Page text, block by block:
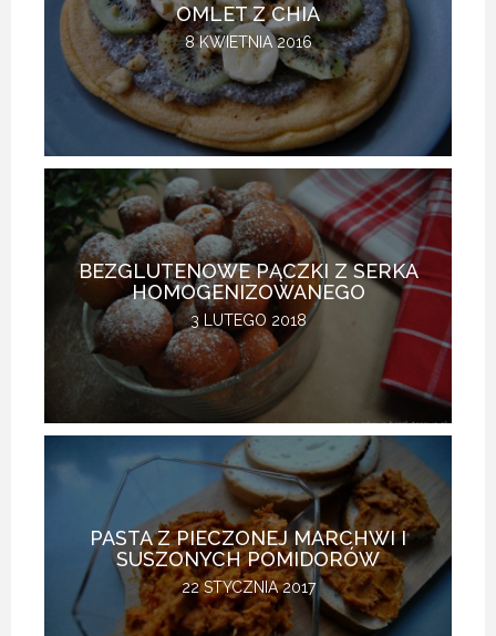
OMLET Z CHIA
8 KWIETNIA 2016
BEZGLUTENOWE PĄCZKI Z SERKA
HOMOGENIZOWANEGO
3 LUTEGO 2018
PASTA Z PIECZONEJ MARCHWI I
SUSZONYCH POMIDORÓW
22 STYCZNIA 2017